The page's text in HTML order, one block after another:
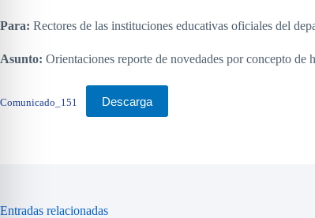
Para: Rectores de las instituciones educativas oficiales del
Asunto: Orientaciones reporte de novedades por concepto
Comunicado_151 Descarga
Entradas relacionadas